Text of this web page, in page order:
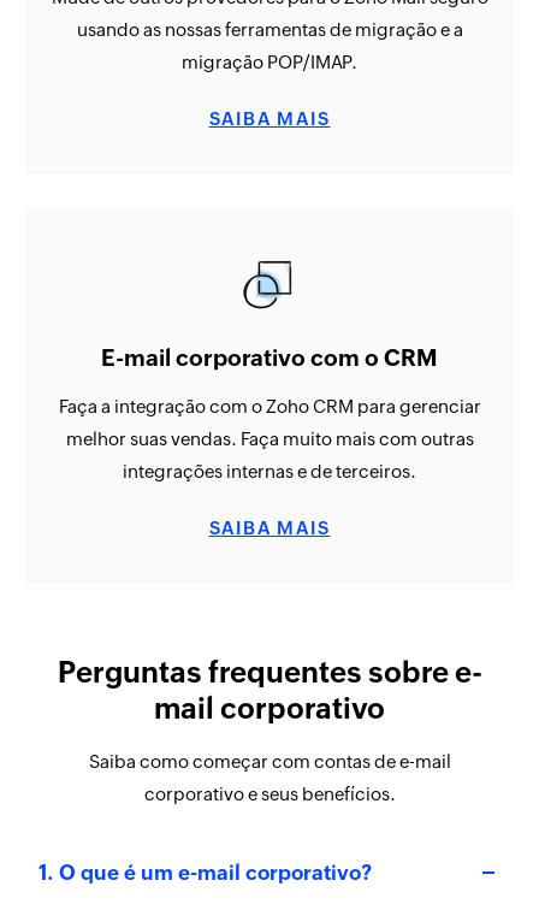
usando as nossas ferramentas de migração e a
migração POP/IMAP.
SAIBA MAIS
E-mail corporativo com o CRM
Faça a integração com o Zoho CRM para gerenciar
melhor suas vendas. Faça muito mais com outras
integrações internas e de terceiros.
SAIBA MAIS
Perguntas frequentes sobre e-
mail corporativo
Saiba como começar com contas de e-mail
corporativo e seus benefícios.
1. O que é um e-mail corporativo?